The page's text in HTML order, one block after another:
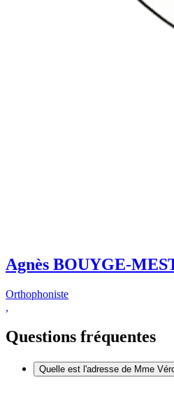
Agnès BOUYGE-
Orthophoniste
Questions fréquentes
Quelle est l'adresse de Mme